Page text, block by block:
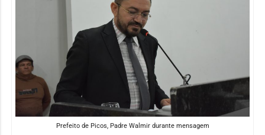
Prefeito de Picos, Padre Walmir durante mensagem